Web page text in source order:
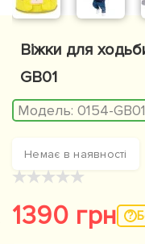
Віжки для
GB01
Модель: 0154-GB01
Немає в наявності
★★★★★
1390 грн